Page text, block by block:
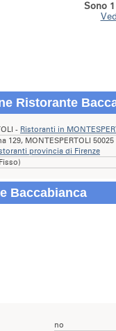
Sono
Ristorante
- Ristoranti in
129, MONTESPERTOLI
provincia di Firenze
Baccabianca
no